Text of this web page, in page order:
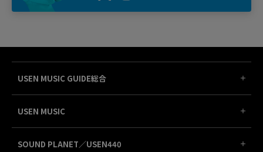
USEN MUSIC GUIDE総合
USEN MUSIC
SOUND PLANET／USEN440